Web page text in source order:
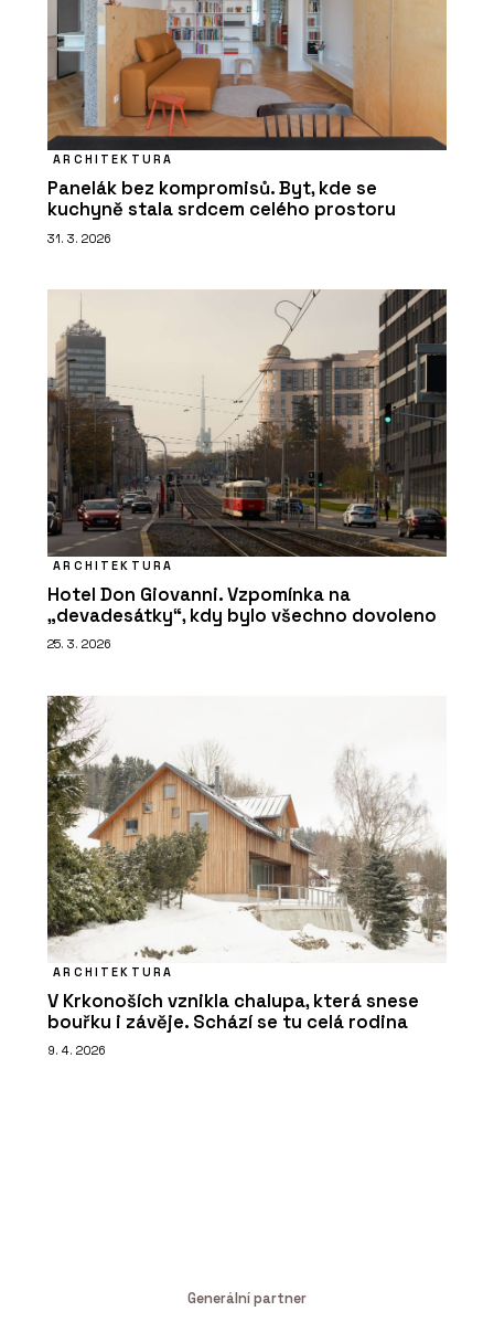
ARCHITEKTURA
Panelák bez kompromisů. Byt, kde se
kuchyně stala srdcem celého prostoru
31. 3. 2026
ARCHITEKTURA
Hotel Don Giovanni. Vzpomínka na
„devadesátky“, kdy bylo všechno dovoleno
25. 3. 2026
ARCHITEKTURA
V Krkonoších vznikla chalupa, která snese
bouřku i závěje. Schází se tu celá rodina
9. 4. 2026
Generální partner